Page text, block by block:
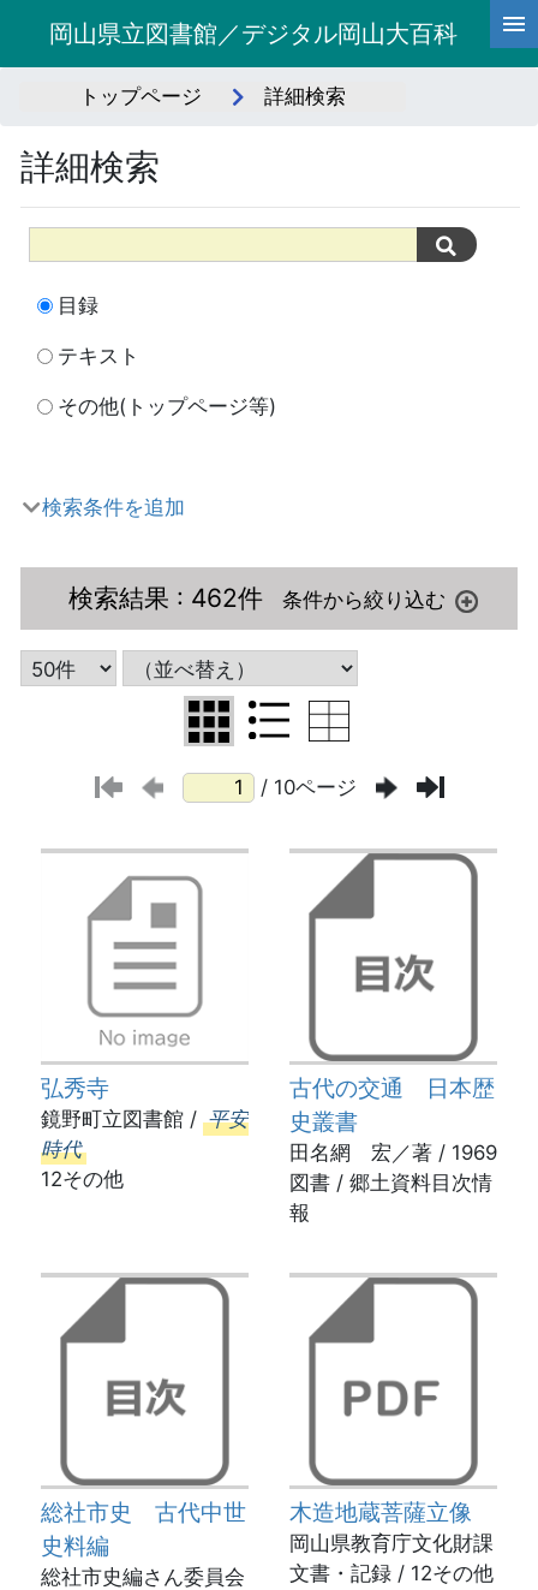
岡山県立図書館／デジタル岡山大百科
トップページ 詳細検索
詳細検索
目録
テキスト
その他(トップページ等)
検索条件を追加
検索結果 : 462件
/ 10ページ
弘秀寺
鏡野町立図書館 / 平安
時代
12その他
古代の交通 日本歴
史叢書
田名網 宏／著 / 1969
図書 / 郷土資料目次情
報
総社市史 古代中世
史料編
総社市史編さん委員会
木造地蔵菩薩立像
岡山県教育庁文化財課
文書・記録 / 12その他